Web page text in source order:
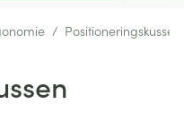
/ Positioneringskussen